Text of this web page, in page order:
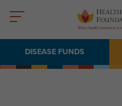
DISEASE FUNDS